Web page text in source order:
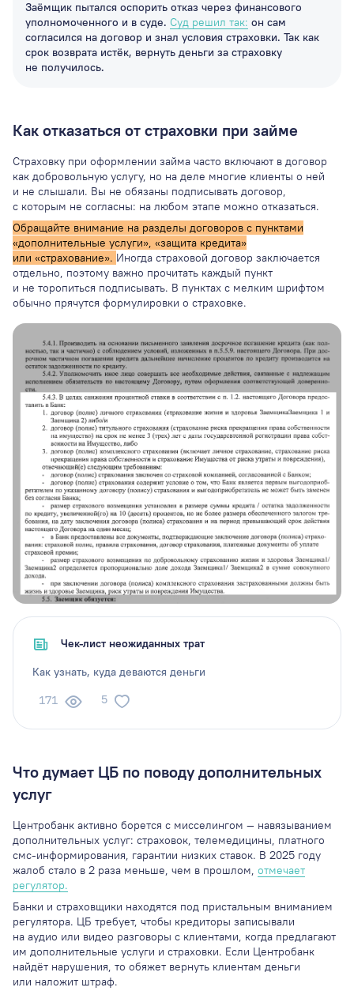
Заёмщик пытался оспорить отказ через финансового
уполномоченного и в суде. Суд решил так: он сам
согласился на договор и знал условия страховки. Так как
срок возврата истёк, вернуть деньги за страховку
не получилось.
Как отказаться от страховки при займе
Страховку при оформлении займа часто включают в договор
как добровольную услугу, но на деле многие клиенты о ней
и не слышали. Вы не обязаны подписывать договор,
с которым не согласны: на любом этапе можно отказаться.
Обращайте внимание на разделы договоров с пунктами
«дополнительные услуги», «защита кредита»
или «страхование». Иногда страховой договор заключается
отдельно, поэтому важно прочитать каждый пункт
и не торопиться подписывать. В пунктах с мелким шрифтом
обычно прячутся формулировки о страховке.
Чек-лист неожиданных трат
Как узнать, куда деваются деньги
171 5
Что думает ЦБ по поводу дополнительных
услуг
Центробанк активно борется с мисселингом — навязыванием
дополнительных услуг: страховок, телемедицины, платного
смс-информирования, гарантии низких ставок. В 2025 году
жалоб стало в 2 раза меньше, чем в прошлом, отмечает
регулятор.
Банки и страховщики находятся под пристальным вниманием
регулятора. ЦБ требует, чтобы кредиторы записывали
на аудио или видео разговоры с клиентами, когда предлагают
им дополнительные услуги и страховки. Если Центробанк
найдёт нарушения, то обяжет вернуть клиентам деньги
или наложит штраф.